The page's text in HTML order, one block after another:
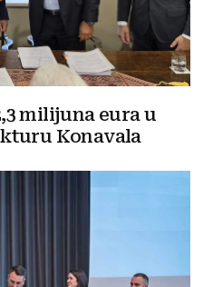
milijuna eura u
Konavala